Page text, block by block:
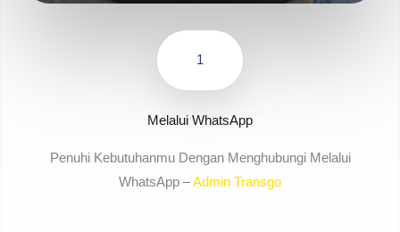
1
Melalui WhatsApp
Penuhi Kebutuhanmu Dengan Menghubungi Melalui
WhatsApp –Admin Transgo